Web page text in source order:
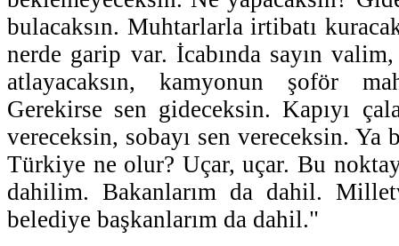
bulacaksın. Muhtarlarla irtibatı
nerde garip var. İcabında sayın valim,
atlayacaksın, kamyonun şoför
Gerekirse sen gideceksin. Kapıyı
vereceksin, sobayı sen vereceksin. Ya
Türkiye ne olur? Uçar, uçar. Bu
dahilim. Bakanlarım da dahil.
belediye başkanlarım da dahil."